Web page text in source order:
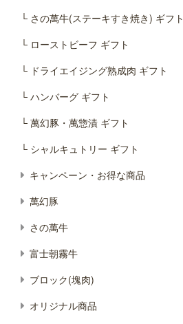
└ さの萬牛(ステーキすき焼き) ギフト
└ ローストビーフ ギフト
└ ドライエイジング熟成肉 ギフト
└ ハンバーグ ギフト
└ 萬幻豚・萬惣漬 ギフト
└ シャルキュトリー ギフト
キャンペーン・お得な商品
萬幻豚
さの萬牛
富士朝霧牛
ブロック(塊肉)
オリジナル商品